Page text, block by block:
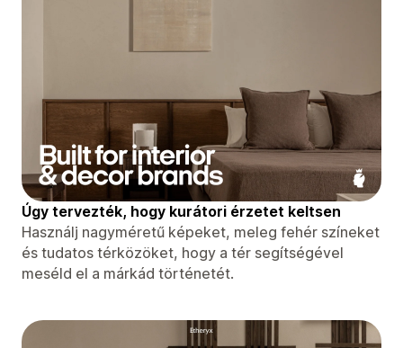
Úgy tervezték, hogy kurátori érzetet keltsen
Használj nagyméretű képeket, meleg fehér színeket
és tudatos térközöket, hogy a tér segítségével
meséld el a márkád történetét.